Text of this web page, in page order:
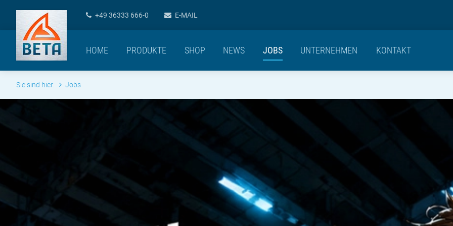
+49 36333 666-0 E-MAIL
HOME PRODUKTE SHOP NEWS JOBS UNTERNEHMEN KONTAKT
Sie sind hier: Jobs